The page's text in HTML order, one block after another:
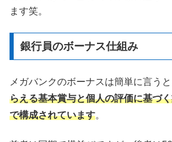
ます笑。
銀行員のボーナス仕組み
メガバンクのボーナスは簡単に言うと
らえる基本賞与と個人の評価に基づ
で構成されています。